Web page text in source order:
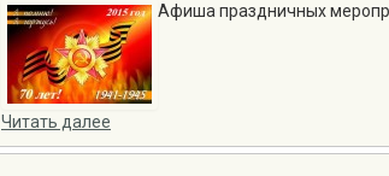
Афиша праздничных
Читать далее